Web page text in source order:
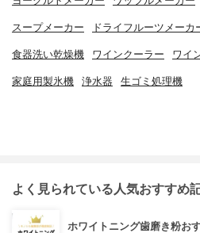
スープメーカー ドライフルーツメーカ
食器洗い乾燥機 ワインクーラー ワイ
家庭用製氷機 浄水器 生ゴミ処理機
よく見られている人気おすすめ
ホワイトニング歯磨き粉お